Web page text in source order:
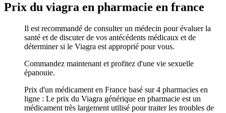
Prix du viagra en pharmacie en france
Il est recommandé de consulter un médecin pour évaluer la
santé et de discuter de vos antécédents médicaux et de
déterminer si le Viagra est approprié pour vous.
Commandez maintenant et profitez d'une vie sexuelle
épanouie.
Prix d'un médicament en France basé sur 4 pharmacies en
ligne : Le prix du Viagra générique en pharmacie est un
médicament très largement utilisé pour traiter les troubles de